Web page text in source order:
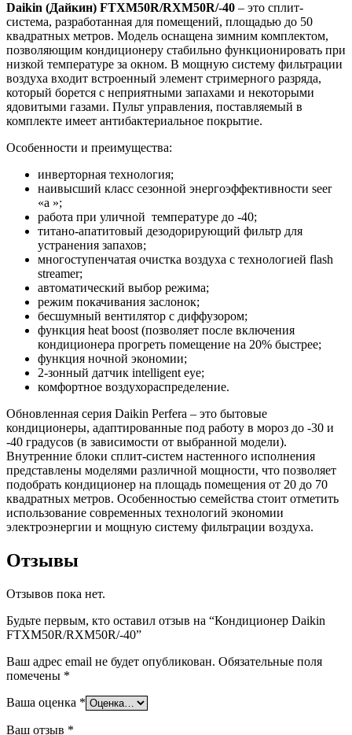
Daikin (Дайкин) FTXM50R/RXM50R/-40 – это сплит-
система, разработанная для помещений, площадью до 50
квадратных метров. Модель оснащена зимним комплектом,
позволяющим кондиционеру стабильно функционировать при
низкой температуре за окном. В мощную систему фильтрации
воздуха входит встроенный элемент стримерного разряда,
который борется с неприятными запахами и некоторыми
ядовитыми газами. Пульт управления, поставляемый в
комплекте имеет антибактериальное покрытие.
Особенности и преимущества:
инверторная технология;
наивысший класс сезонной энергоэффективности seer
«а »;
работа при уличной температуре до -40;
титано-апатитовый дезодорирующий фильтр для
устранения запахов;
многоступенчатая очистка воздуха с технологией flash
streamer;
автоматический выбор режима;
режим покачивания заслонок;
бесшумный вентилятор с диффузором;
функция heat boost (позволяет после включения
кондиционера прогреть помещение на 20% быстрее;
функция ночной экономии;
2-зонный датчик intelligent eye;
комфортное воздухораспределение.
Обновленная серия Daikin Perfera – это бытовые
кондиционеры, адаптированные под работу в мороз до -30 и
-40 градусов (в зависимости от выбранной модели).
Внутренние блоки сплит-систем настенного исполнения
представлены моделями различной мощности, что позволяет
подобрать кондиционер на площадь помещения от 20 до 70
квадратных метров. Особенностью семейства стоит отметить
использование современных технологий экономии
электроэнергии и мощную систему фильтрации воздуха.
Отзывы
Отзывов пока нет.
Будьте первым, кто оставил отзыв на “Кондиционер Daikin
FTXM50R/RXM50R/-40”
Ваш адрес email не будет опубликован. Обязательные поля
помечены *
Ваша оценка *
Ваш отзыв *